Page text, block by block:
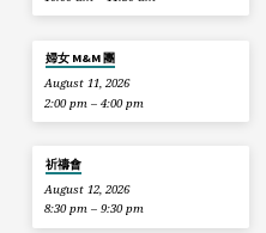
婦女 M&M 團
August 11, 2026
2:00 pm – 4:00 pm
祈禱會
August 12, 2026
8:30 pm – 9:30 pm